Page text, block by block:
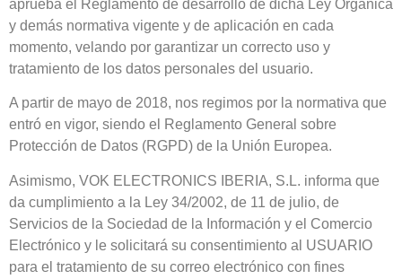
aprueba el Reglamento de desarrollo de dicha Ley Orgánica
y demás normativa vigente y de aplicación en cada
momento, velando por garantizar un correcto uso y
tratamiento de los datos personales del usuario.
A partir de mayo de 2018, nos regimos por la normativa que
entró en vigor, siendo el Reglamento General sobre
Protección de Datos (RGPD) de la Unión Europea.
Asimismo, VOK ELECTRONICS IBERIA, S.L. informa que
da cumplimiento a la Ley 34/2002, de 11 de julio, de
Servicios de la Sociedad de la Información y el Comercio
Electrónico y le solicitará su consentimiento al USUARIO
para el tratamiento de su correo electrónico con fines